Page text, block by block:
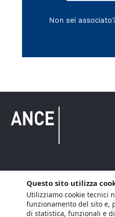
Non sei
Copyright © 2021 ANCE. Tutti i
Privacy
Arianna Net
Questo sito utilizza
Utilizziamo cookie tecnici
funzionamento del sito e,
di statistica, funzionali e